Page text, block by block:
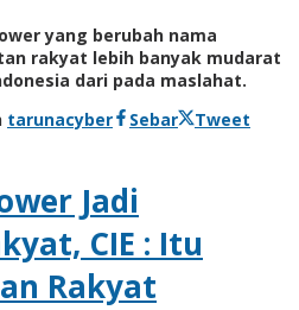
yang berubah nama
rakyat lebih banyak mudarat
dari pada maslahat.
tarunacyber Sebar Tweet
Jadi
CIE : Itu
Rakyat